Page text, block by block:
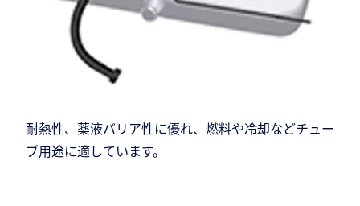
耐熱性、薬液バリア性に優れ、燃料や冷却などチュー
ブ用途に適しています。